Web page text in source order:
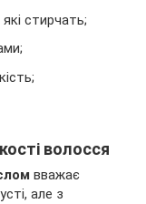
стирчать;
волосся
вважає
але з